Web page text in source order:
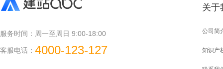
服务时间： 周一至周日 9:00-18:00
客服电话： 4000-123-127
关于
公司简
知识产